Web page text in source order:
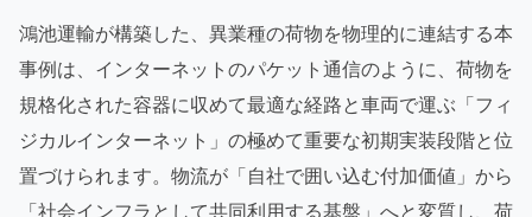
鴻池運輸が構築した、異業種の荷物を物理的に連結する本
事例は、インターネットのパケット通信のように、荷物を
規格化された容器に収めて最適な経路と車両で運ぶ「フィ
ジカルインターネット」の極めて重要な初期実装段階と位
置づけられます。物流が「自社で囲い込む付加価値」から
「社会インフラとして共同利用する基盤」へと変質し、荷